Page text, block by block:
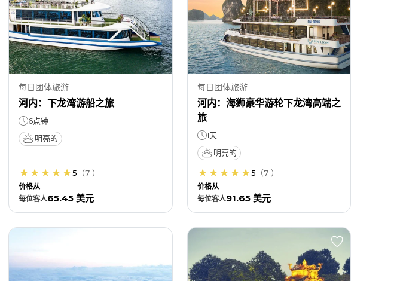
每日团体旅游
河内：下龙湾游船之旅
6点钟
明亮的
5 （7 ）
价格从
每位客人65.45 美元
每日团体旅游
河内：海狮豪华游轮下龙湾高端之
旅
1天
明亮的
5 （7 ）
价格从
每位客人91.65 美元